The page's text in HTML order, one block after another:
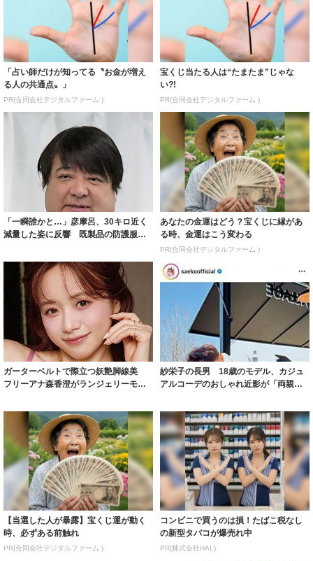
「占い師だけが知ってる〝お金が増え
る人の共通点〟」
PR(合同会社デジタルファーム )
宝くじ当たる人は“たまたま”じゃな
い?!
PR(合同会社デジタルファーム )
「一瞬誰かと…」彦摩呂、30キロ近く
減量した姿に反響 既製品の防護服が
あなたの金運はどう？宝くじに縁があ
る時、金運はこう変わる
PR(合同会社デジタルファーム )
ガーターベルトで際立つ妖艶脚線美
フリーアナ森香澄がランジェリーモデ
紗栄子の長男 18歳のモデル、カジュ
アルコーデのおしゃれ近影が「両親の
【当選した人が暴露】宝くじ運が動く
時、必ずある前触れ
PR(合同会社デジタルファーム )
コンビニで買うのは損！たばこ税なし
の新型タバコが爆売れ中
PR(株式会社HAL)